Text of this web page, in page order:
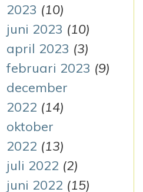
2023 (10)
juni 2023 (10)
april 2023 (3)
februari 2023 (9)
december
2022 (14)
oktober
2022 (13)
juli 2022 (2)
juni 2022 (15)